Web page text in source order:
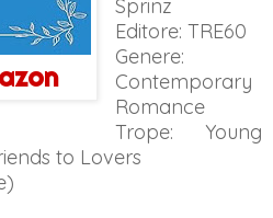
Sprinz
Editore: TRE60
Genere:
Contemporary
Romance
Trope: Young
to Lovers